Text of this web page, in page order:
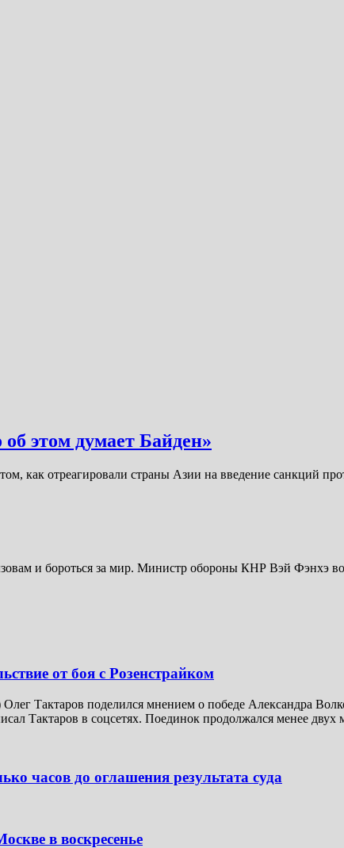
этом думает Байден»
как отреагировали страны Азии на введение санкций
и бороться за мир. Министр обороны КНР Вэй Фэнхэ
от боя с Розенстрайком
Тактаров поделился мнением о победе Александра
Тактаров в соцсетях. Поединок продолжался менее
часов до оглашения результата суда
в воскресенье